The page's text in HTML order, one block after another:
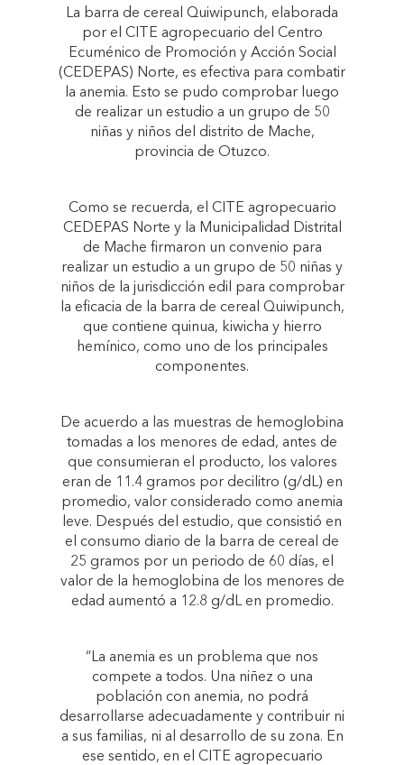
La barra de cereal Quiwipunch, elaborada
por el CITE agropecuario del Centro
Ecuménico de Promoción y Acción Social
(CEDEPAS) Norte, es efectiva para combatir
la anemia. Esto se pudo comprobar luego
de realizar un estudio a un grupo de 50
niñas y niños del distrito de Mache,
provincia de Otuzco.
Como se recuerda, el CITE agropecuario
CEDEPAS Norte y la Municipalidad Distrital
de Mache firmaron un convenio para
realizar un estudio a un grupo de 50 niñas y
niños de la jurisdicción edil para comprobar
la eficacia de la barra de cereal Quiwipunch,
que contiene quinua, kiwicha y hierro
hemínico, como uno de los principales
componentes.
De acuerdo a las muestras de hemoglobina
tomadas a los menores de edad, antes de
que consumieran el producto, los valores
eran de 11.4 gramos por decilitro (g/dL) en
promedio, valor considerado como anemia
leve. Después del estudio, que consistió en
el consumo diario de la barra de cereal de
25 gramos por un periodo de 60 días, el
valor de la hemoglobina de los menores de
edad aumentó a 12.8 g/dL en promedio.
“La anemia es un problema que nos
compete a todos. Una niñez o una
población con anemia, no podrá
desarrollarse adecuadamente y contribuir ni
a sus familias, ni al desarrollo de su zona. En
ese sentido, en el CITE agropecuario